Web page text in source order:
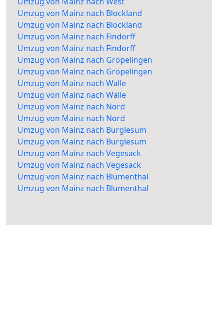
Umzug von Mainz nach Blockland
Umzug von Mainz nach Blockland
Umzug von Mainz nach Findorff
Umzug von Mainz nach Findorff
Umzug von Mainz nach Gröpelingen
Umzug von Mainz nach Gröpelingen
Umzug von Mainz nach Walle
Umzug von Mainz nach Walle
Umzug von Mainz nach Nord
Umzug von Mainz nach Nord
Umzug von Mainz nach Burglesum
Umzug von Mainz nach Burglesum
Umzug von Mainz nach Vegesack
Umzug von Mainz nach Vegesack
Umzug von Mainz nach Blumenthal
Umzug von Mainz nach Blumenthal